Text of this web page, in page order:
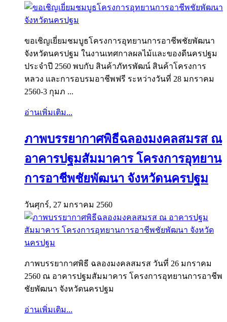
ขอเชิญเยี่ยมชมบูธโครงการอุทยานการอาชีพชัยพัฒนา
จังหวัดนครปฐม ในงานเทศกาลผลไม้และของดีนครปฐม
ประจำปี 2560 พบกับ สินค้าภัทรพัฒน์ สินค้าโครงการ
หลวง และการอบรมอาชีพฟรี ระหว่างวันที่ 28 มกราคม
2560-3 กุมภ ...
อ่านเพิ่มเติม...
ภาพบรรยากาศพิธีฉลองมงคลสมรส ณ
อาคารปฐมสัมมาคาร โครงการอุทยาน
การอาชีพชัยพัฒนา จังหวัดนครปฐม
วันศุกร์, 27 มกราคม 2560
ภาพบรรยากาศพิธี ฉลองมงคลสมรส วันที่ 26 มกราคม
2560 ณ อาคารปฐมสัมมาคาร โครงการอุทยานการอาชีพ
ชัยพัฒนา จังหวัดนครปฐม
อ่านเพิ่มเติม...